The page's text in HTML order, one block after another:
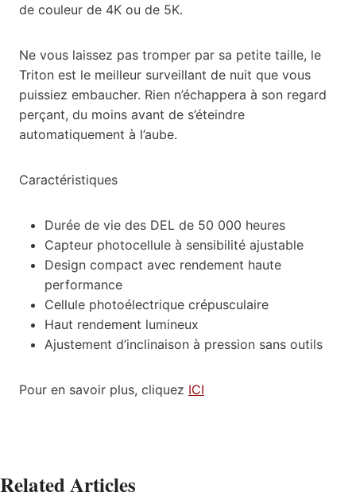
de couleur de 4K ou de 5K.
Ne vous laissez pas tromper par sa petite taille, le
Triton est le meilleur surveillant de nuit que vous
puissiez embaucher. Rien n’échappera à son regard
perçant, du moins avant de s’éteindre
automatiquement à l’aube.
Caractéristiques
Durée de vie des DEL de 50 000 heures
Capteur photocellule à sensibilité ajustable
Design compact avec rendement haute
performance
Cellule photoélectrique crépusculaire
Haut rendement lumineux
Ajustement d’inclinaison à pression sans outils
Pour en savoir plus, cliquez ICI
Related Articles